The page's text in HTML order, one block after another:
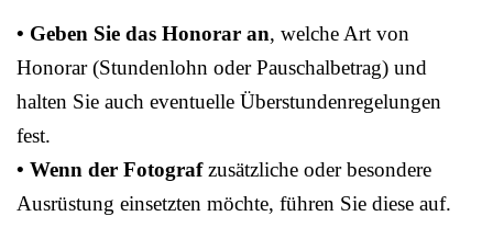
• Geben Sie das Honorar an, welche Art von
Honorar (Stundenlohn oder Pauschalbetrag) und
halten Sie auch eventuelle Überstundenregelungen
fest.
• Wenn der Fotografzusätzliche oder besondere
Ausrüstung einsetzten möchte, führen Sie diese auf.